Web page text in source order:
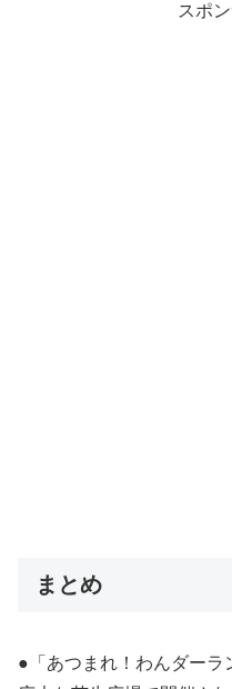
スポ
まとめ
●「あつまれ！わんダーラ